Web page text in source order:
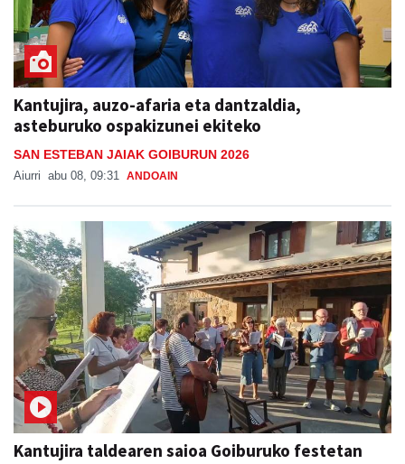
Kantujira, auzo-afaria eta dantzaldia,
asteburuko ospakizunei ekiteko
SAN ESTEBAN JAIAK GOIBURUN 2026
Aiurri abu 08, 09:31 ANDOAIN
Kantujira taldearen saioa Goiburuko festetan